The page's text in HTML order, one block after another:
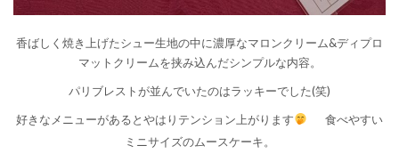
香ばしく焼き上げたシュー生地の中に濃厚なマロンクリーム&ディプロ
マットクリームを挟み込んだシンプルな内容。
パリブレストが並んでいたのはラッキーでした(笑)
好きなメニューがあるとやはりテンション上がります
食べやすい
ミニサイズのムースケーキ。